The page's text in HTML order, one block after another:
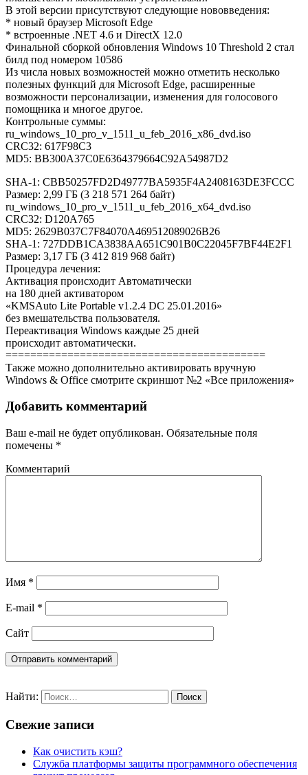
В этой версии присутствуют следующие нововведения:
* новый браузер Microsoft Edge
* встроенные .NET 4.6 и DirectX 12.0
Финальной сборкой обновления Windows 10 Threshold 2 стал
билд под номером 10586
Из числа новых возможностей можно отметить несколько
полезных функций для Microsoft Edge, расширенные
возможности персонализации, изменения для голосового
помощника и многое другое.
Контрольные суммы:
ru_windows_10_pro_v_1511_u_feb_2016_x86_dvd.iso
CRC32: 617F98C3
MD5: BB300A37C0E6364379664C92A54987D2
SHA-1: CBB50257FD2D49777BA5935F4A2408163DE3FCCC
Размер: 2,99 ГБ (3 218 571 264 байт)
ru_windows_10_pro_v_1511_u_feb_2016_x64_dvd.iso
CRC32: D120A765
MD5: 2629B037C7F84070A469512089026B26
SHA-1: 727DDB1CA3838AA651C901B0C22045F7BF44E2F1
Размер: 3,17 ГБ (3 412 819 968 байт)
Процедура лечения:
Активация происходит Автоматически
на 180 дней активатором
«KMSAuto Lite Portable v1.2.4 DC 25.01.2016»
без вмешательства пользователя.
Переактивация Windows каждые 25 дней
происходит автоматически.
==========================================
Также можно дополнительно активировать вручную
Windows & Office смотрите скриншот №2 «Все приложения»
Добавить комментарий
Ваш e-mail не будет опубликован. Обязательные поля
помечены *
Комментарий
Имя *
E-mail *
Сайт
Найти:
Свежие записи
Как очистить кэш?
Служба платформы защиты программного обеспечения